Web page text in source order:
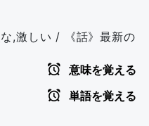
,激しい / 《話》最新の
意味を覚える
単語を覚える